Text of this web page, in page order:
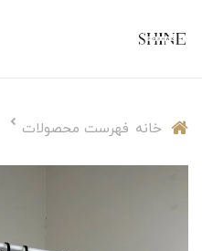
خانه فهرست محصولات